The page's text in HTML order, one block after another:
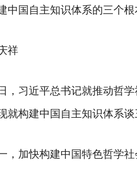
中国自主知识体系的三个
祥
，习近平总书记就推动哲
就构建中国自主知识体系谈
，加快构建中国特色哲学